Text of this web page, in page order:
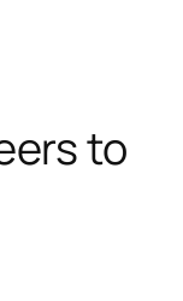
to